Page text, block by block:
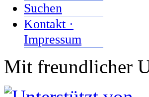
Suchen
Kontakt ·
Impressum
Mit freundlicher